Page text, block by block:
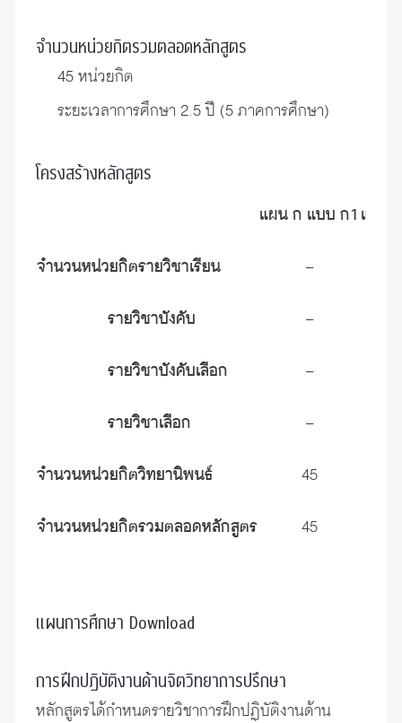
จำนวนหน่วยกิตรวมตลอดหลักสูตร
45 หน่วยกิต
ระยะเวลาการศึกษา 2.5 ปี (5 ภาคการศึกษา)
โครงสร้างหลักสูตร
แผน ก แบบ ก1 แผน
จำนวนหน่วยกิตรายวิชาเรียน –
รายวิชาบังคับ –
รายวิชาบังคับเลือก –
รายวิชาเลือก –
จำนวนหน่วยกิตวิทยานิพนธ์ 45
จำนวนหน่วยกิตรวมตลอดหลักสูตร 45
แผนการศึกษา Download
การฝึกปฏิบัติงานด้านจิตวิทยาการปรึกษา
หลักสูตรได้กำหนดรายวิชาการฝึกปฏิบัติงานด้าน